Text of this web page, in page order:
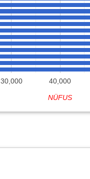
30,000 40,000
NÜFUS